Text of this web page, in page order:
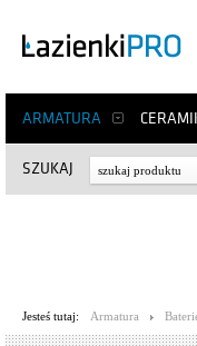
ARMATURA
SZUKAJ
Jesteś tutaj: Armatura